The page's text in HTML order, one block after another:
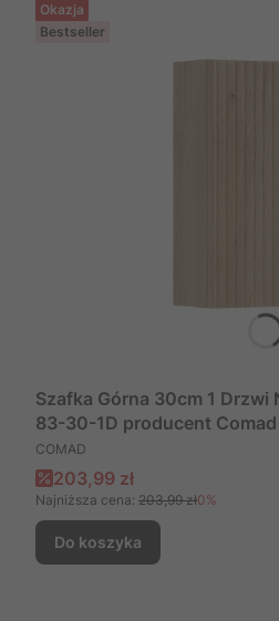
Okazja
Bestseller
Szafka Górna 30cm 1 Drzwi
83-30-1D producent Comad
PRODUCENT
COMAD
Cena promocyjna
203,99 zł
Najniższa cena: 203,99 zł0%
Do koszyka